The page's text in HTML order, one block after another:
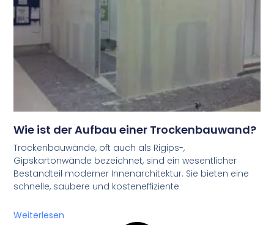
Wie ist der Aufbau einer Trockenbauwand?
Trockenbauwände, oft auch als Rigips-,
Gipskartonwände bezeichnet, sind ein wesentlicher
Bestandteil moderner Innenarchitektur. Sie bieten eine
schnelle, saubere und kosteneffiziente
Weiterlesen